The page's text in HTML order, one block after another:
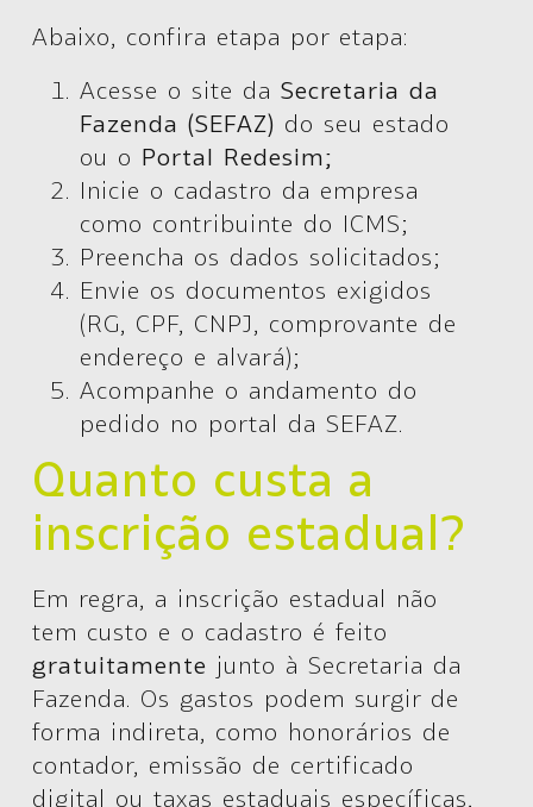
Abaixo, confira etapa por etapa:
Acesse o site da Secretaria da
Fazenda (SEFAZ) do seu estado
ou o Portal Redesim;
Inicie o cadastro da empresa
como contribuinte do ICMS;
Preencha os dados solicitados;
Envie os documentos exigidos
(RG, CPF, CNPJ, comprovante de
endereço e alvará);
Acompanhe o andamento do
pedido no portal da SEFAZ.
Quanto custa a
inscrição estadual?
Em regra, a inscrição estadual não
tem custo e o cadastro é feito
gratuitamente junto à Secretaria da
Fazenda. Os gastos podem surgir de
forma indireta, como honorários de
contador, emissão de certificado
digital ou taxas estaduais específicas,